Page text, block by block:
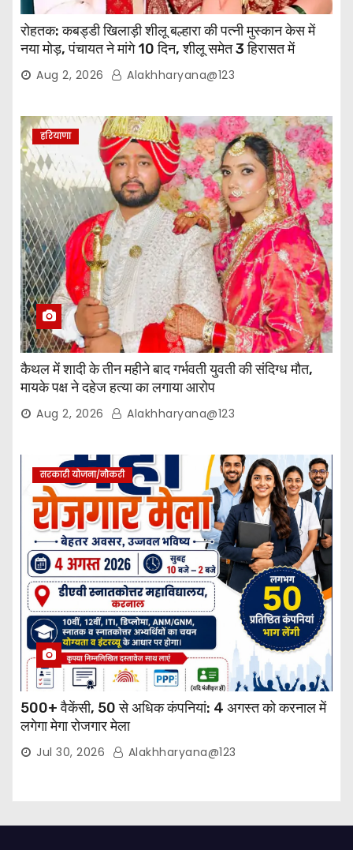
रोहतक: कबड्डी खिलाड़ी शीलू बल्हारा की पत्नी मुस्कान केस में
नया मोड़, पंचायत ने मांगे 10 दिन, शीलू समेत 3 हिरासत में
Aug 2, 2026 Alakhharyana@123
हरियाणा
कैथल में शादी के तीन महीने बाद गर्भवती युवती की संदिग्ध मौत,
मायके पक्ष ने दहेज हत्या का लगाया आरोप
Aug 2, 2026 Alakhharyana@123
सरकारी योजना/नौकरी
500+ वैकेंसी, 50 से अधिक कंपनियां: 4 अगस्त को करनाल में
लगेगा मेगा रोजगार मेला
Jul 30, 2026 Alakhharyana@123